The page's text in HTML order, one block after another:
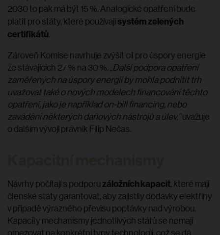
2030 to pak má být 15 %. Analogické opatření bude
platit pro státy, které používajísystém zelených
certifikátů.
Zároveň Komise navrhuje zvýšit cíl pro úspory energie
ze stávajících 27 % na 30 %.„Další podpora opatření
zaměřených na úspory energií by mohla podnítit trh
uvažovat také o nových modelech financování těchto
opatření, jako je například on-bill financing, nebo
zavádění některých daňových nástrojů a úlev,”uvažuje
o dalším vývoji právník Filip Nečas.
Návrhy počítají s podporu záložních kapacit, které mají
členské státy garantovat, aby zajistily dodávky elektřiny
v případě výrazného převisu poptávky nad výrobou.
Kapacity mechanismy jednotlivých států se nemají
omezovat na konkrétní typy technologií, což se dá